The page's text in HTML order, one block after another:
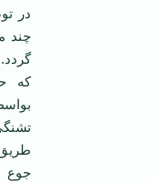
در
چند
که
جوع